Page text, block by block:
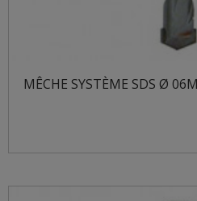
MÊCHE SYSTÈME SDS Ø